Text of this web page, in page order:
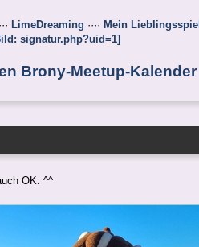
LimeDreaming ···· Mein Lieblingsspiel
Brony-Meetup-Kalender
OK. ^^